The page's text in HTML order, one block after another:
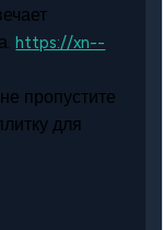
https://xn--
пропустите
для